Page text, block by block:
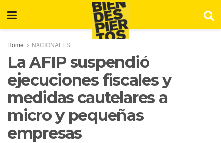
Home NACIONALES
La AFIP suspendió
ejecuciones fiscales y
medidas cautelares a
micro y pequeñas
empresas